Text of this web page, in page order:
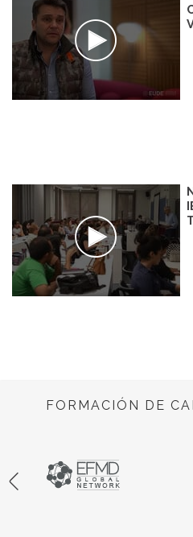
FORMACIÓN DE